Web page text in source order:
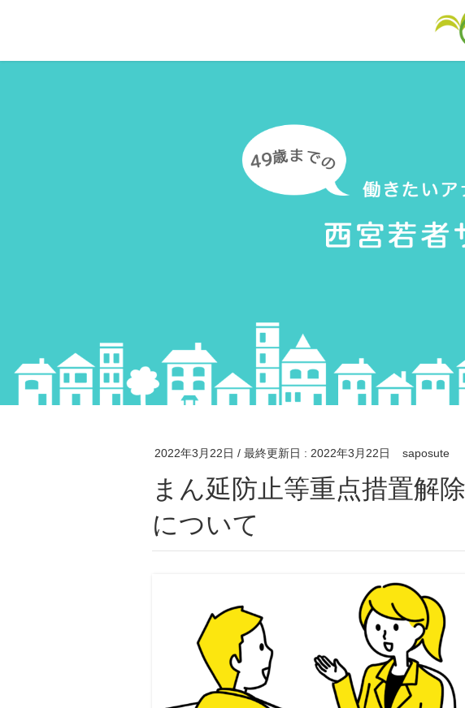
2022年3月22日 / 最終更新日 : 2022年3月22日 saposute
まん延防止等重点措置解除に伴う対面業務の再開
について